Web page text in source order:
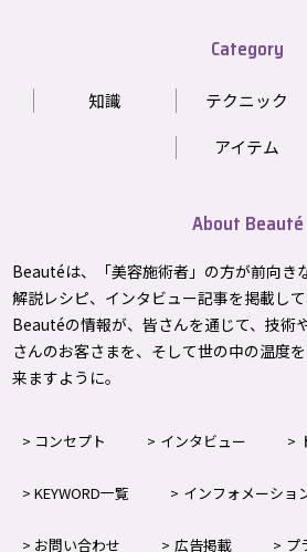
Category
知識 テクニック
アイテム
About Beauté
Beautéは、「美容施術者」の方が前向き
解説レシピ、インタビュー記事を掲載して
Beautéの情報が、皆さんを通じて、技術
さんのお客さまを、そして世の中の温度
来ますように。
コンセプト インタビュー
KEYWORD一覧 インフォメーショ
お問い合わせ 広告掲載 プ